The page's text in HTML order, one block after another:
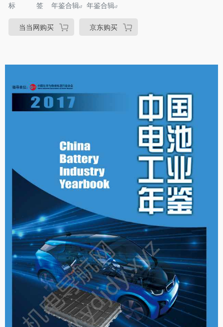
标签
年鉴合辑 年鉴合辑
当当网购买 京东购买